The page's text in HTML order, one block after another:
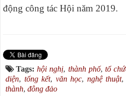
động công tác Hội năm 2019.
Tags:hội nghị, thành phố, tổ
diện, tổng kết, văn học, nghệ thuật,
thành, đông đảo